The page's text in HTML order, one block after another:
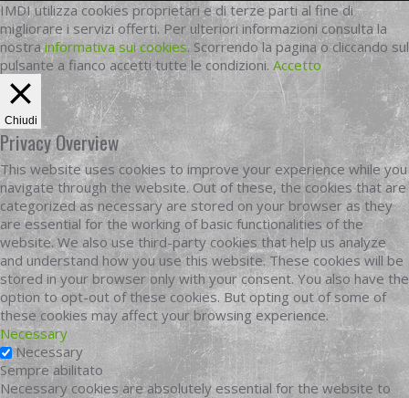
IMDI utilizza cookies proprietari e di terze parti al fine di
migliorare i servizi offerti. Per ulteriori informazioni consulta la
nostrainformativa sui cookies. Scorrendo la pagina o cliccando sul
pulsante a fianco accetti tutte le condizioni. Accetto
Chiudi
Privacy Overview
This website uses cookies to improve your experience while you
navigate through the website. Out of these, the cookies that are
categorized as necessary are stored on your browser as they
are essential for the working of basic functionalities of the
website. We also use third-party cookies that help us analyze
and understand how you use this website. These cookies will be
stored in your browser only with your consent. You also have the
option to opt-out of these cookies. But opting out of some of
these cookies may affect your browsing experience.
Necessary
Necessary
Sempre abilitato
Necessary cookies are absolutely essential for the website to